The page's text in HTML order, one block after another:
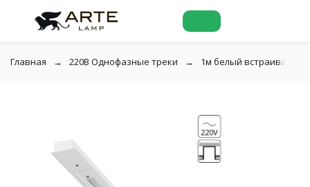
Главная 220В Однофазные треки 1м белый